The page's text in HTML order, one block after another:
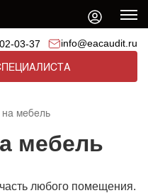
03-37 info@eacaudit.ru
мебель
мебель
любого помещения.